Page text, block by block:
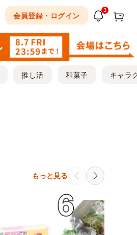
会員登録・ログイン
3
推し活 和菓子 キャラ
もっと見る